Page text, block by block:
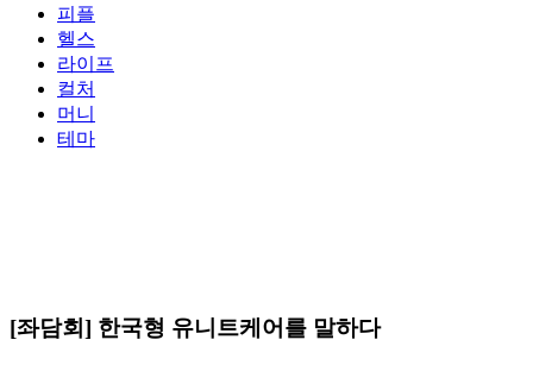
피플
헬스
라이프
컬처
머니
테마
[좌담회] 한국형 유니트케어를 말하다